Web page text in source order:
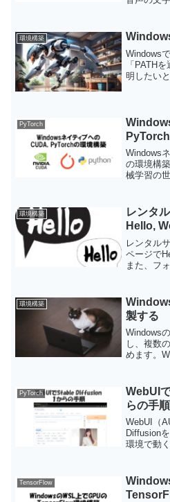
GitHubを
心にまと
環境構築
Windows
「PATH
明したい
PyTorch
Windows
の環境構
械学習の
回は
行っていき
環境構築
レンタ
Hello,
レンタル
ページで
また、フ
構成と
ルの準備
ァイルの
認。
環境構築
製する
Windows
し、複数
めます。
回は既存
たまま、
環境を作
PyTorch
WebUI
らの手順
WebUI（
Diffusion
環境で動
まとめま
TensorFlow